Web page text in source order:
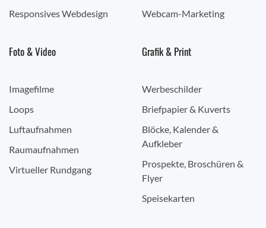
Responsives Webdesign
Webcam-Marketing
Foto & Video
Imagefilme
Loops
Luftaufnahmen
Raumaufnahmen
Virtueller Rundgang
Grafik & Print
Werbeschilder
Briefpapier & Kuverts
Blöcke, Kalender &
Aufkleber
Prospekte, Broschüren &
Flyer
Speisekarten